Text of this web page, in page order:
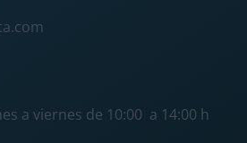
a viernes de 10:00 a 14:00 h